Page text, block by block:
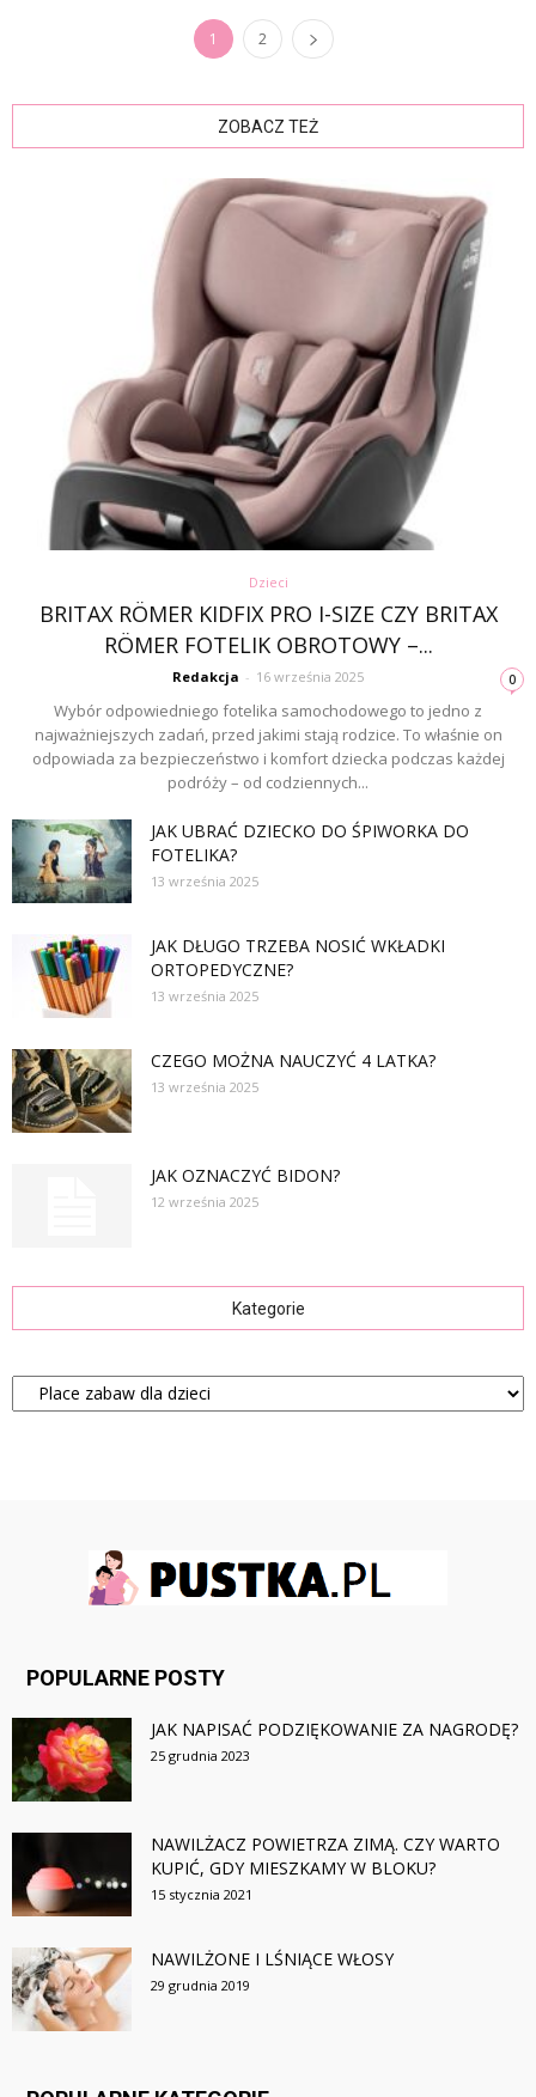
1 2
ZOBACZ TEŻ
Dzieci
BRITAX RÖMER KIDFIX PRO I-SIZE CZY BRITAX
RÖMER FOTELIK OBROTOWY –...
Redakcja - 16 września 2025 0
Wybór odpowiedniego fotelika samochodowego to jedno z
najważniejszych zadań, przed jakimi stają rodzice. To właśnie on
odpowiada za bezpieczeństwo i komfort dziecka podczas każdej
podróży – od codziennych...
JAK UBRAĆ DZIECKO DO ŚPIWORKA DO
FOTELIKA?
13 września 2025
JAK DŁUGO TRZEBA NOSIĆ WKŁADKI
ORTOPEDYCZNE?
13 września 2025
CZEGO MOŻNA NAUCZYĆ 4 LATKA?
13 września 2025
JAK OZNACZYĆ BIDON?
12 września 2025
Kategorie
Kategorie
POPULARNE POSTY
JAK NAPISAĆ PODZIĘKOWANIE ZA NAGRODĘ?
25 grudnia 2023
NAWILŻACZ POWIETRZA ZIMĄ. CZY WARTO
KUPIĆ, GDY MIESZKAMY W BLOKU?
15 stycznia 2021
NAWILŻONE I LŚNIĄCE WŁOSY
29 grudnia 2019